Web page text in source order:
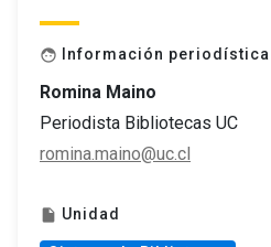
face Información periodística
Romina Maino
Periodista Bibliotecas UC
romina.maino@uc.cl
insert_drive_file Unidad